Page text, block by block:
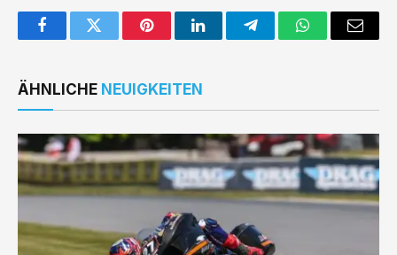
FacebookTwitter PinterestLinkedInTelegramWhatsAppEmail
ÄHNLICHE NEUIGKEITEN